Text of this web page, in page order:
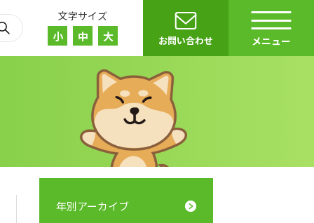
文字サイズ
小 中 大 お問い合わせ メニュー
年別アーカイブ